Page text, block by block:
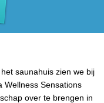
saunahuis zien we bij
Wellness Sensations
over te brengen in